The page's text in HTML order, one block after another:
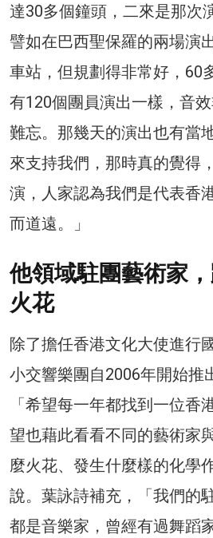
達30多個鐘頭，二來是那次
譬如在巴西聖保羅的兩場演
車站，但規劃得非常好，60
有120個團員演出一樣，音
難忘。那幾天的演出也有當
來支持我們，那時真的覺得
演，人家認為我們是代表香
而道遠。」
他領域駐團藝術家
火花
除了擔任香港文化大使進行
小交響樂團自2006年開始推
「希望每一年都找到一位香
望也藉此看看不同的藝術家
麼火花、發生什麼樣的化學
說。葉詠詩補充，「我們的
都是音樂家，曾經有過舞蹈